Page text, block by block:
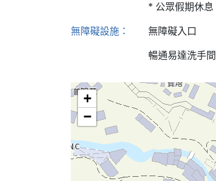
* 公眾假期休息
無障礙設施：
無障礙入口
暢通易達洗手間
+
−